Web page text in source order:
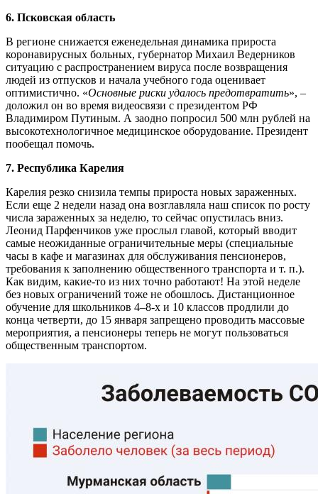
6. Псковская область
В регионе снижается еженедельная динамика прироста
коронавирусных больных, губернатор Михаил Ведерников
ситуацию с распространением вируса после возвращения
людей из отпусков и начала учебного года оценивает
оптимистично. «Основные риски удалось предотвратить», –
доложил он во время видеосвязи с президентом РФ
Владимиром Путиным. А заодно попросил 500 млн рублей на
высокотехнологичное медицинское оборудование. Президент
пообещал помочь.
7. Республика Карелия
Карелия резко снизила темпы прироста новых зараженных.
Если еще 2 недели назад она возглавляла наш список по росту
числа зараженных за неделю, то сейчас опустилась вниз.
Леонид Парфенчиков уже прослыл главой, который вводит
самые неожиданные ограничительные меры (специальные
часы в кафе и магазинах для обслуживания пенсионеров,
требования к заполнению общественного транспорта и т. п.).
Как видим, какие-то из них точно работают! На этой неделе
без новых ограничений тоже не обошлось. Дистанционное
обучение для школьников 4–8-х и 10 классов продлили до
конца четверти, до 15 января запрещено проводить массовые
мероприятия, а пенсионеры теперь не могут пользоваться
общественным транспортом.